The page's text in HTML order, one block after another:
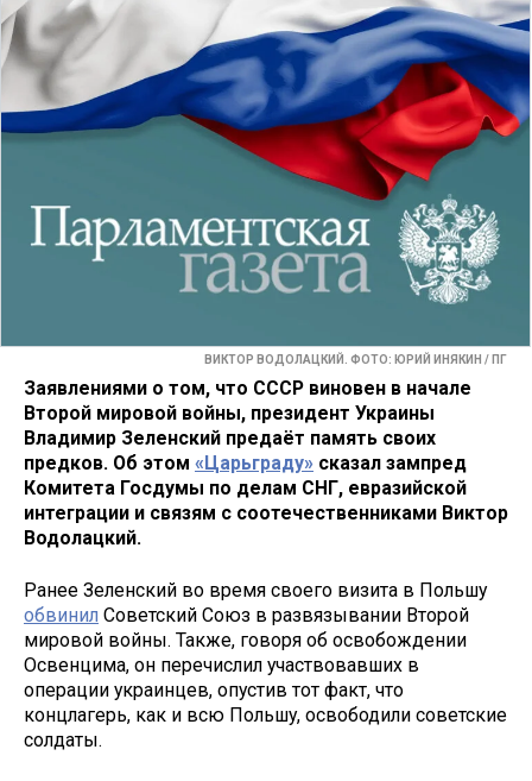
ВИКТОР ВОДОЛАЦКИЙ. ФОТО: ЮРИЙ ИНЯКИН / ПГ
Заявлениями о том, что СССР виновен в начале
Второй мировой войны, президент Украины
Владимир Зеленский предаёт память своих
предков. Об этом «Царьграду» сказал зампред
Комитета Госдумы по делам СНГ, евразийской
интеграции и связям с соотечественниками Виктор
Водолацкий.
Ранее Зеленский во время своего визита в Польшу
обвинил Советский Союз в развязывании Второй
мировой войны. Также, говоря об освобождении
Освенцима, он перечислил участвовавших в
операции украинцев, опустив тот факт, что
концлагерь, как и всю Польшу, освободили советские
солдаты.